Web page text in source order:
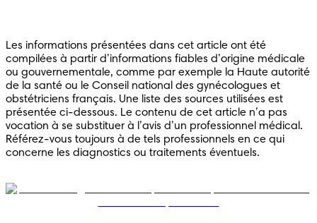
Les informations présentées dans cet article ont été
compilées à partir d’informations fiables d’origine médicale
ou gouvernementale, comme par exemple la Haute autorité
de la santé ou le Conseil national des gynécologues et
obstétriciens français. Une liste des sources utilisées est
présentée ci-dessous. Le contenu de cet article n’a pas
vocation à se substituer à l’avis d’un professionnel médical.
Référez-vous toujours à de tels professionnels en ce qui
concerne les diagnostics ou traitements éventuels.